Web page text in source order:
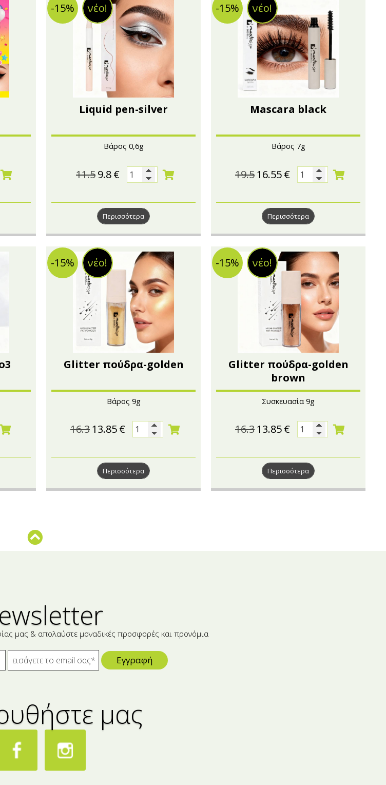
Liquid pen-silver
Βάρος 0,6g
11.59.8€
Περισσότερα
-15% νέο!
Mascara black
Βάρος 7g
19.516.55€
Περισσότερα
-15% νέο!
Glitter πούδρα-golden
Βάρος 9g
16.313.85€
Περισσότερα
-15% νέο!
Glitter πούδρα-golden
brown
Συσκευασία 9g
16.313.85€
Περισσότερα
-15% νέο!
μας & απολαύστε μοναδικές προσφορές και προνόμια
Εγγραφή
μας